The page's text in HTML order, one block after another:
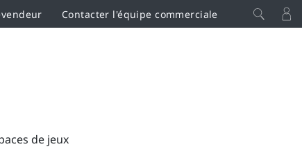
Contacter l'équipe commerciale
de jeux